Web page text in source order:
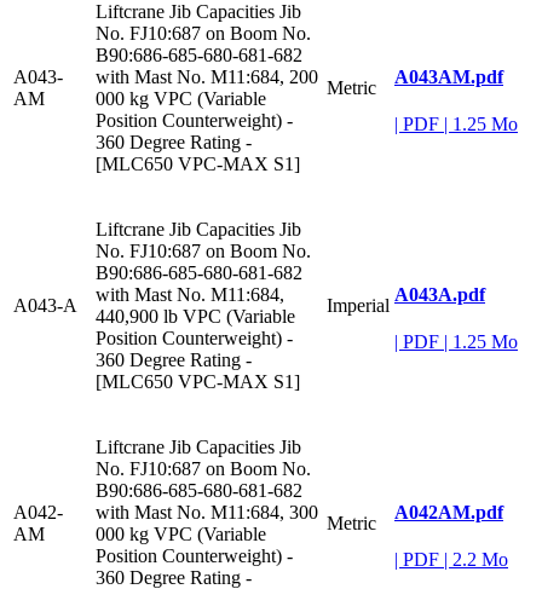
A043-
AM
Liftcrane Jib Capacities Jib
No. FJ10:687 on Boom No.
B90:686-685-680-681-682
with Mast No. M11:684, 200
000 kg VPC (Variable
Position Counterweight) -
360 Degree Rating -
[MLC650 VPC-MAX S1]
Metric
A043AM.pdf
| PDF | 1.25 Mo
A043-A
Liftcrane Jib Capacities Jib
No. FJ10:687 on Boom No.
B90:686-685-680-681-682
with Mast No. M11:684,
440,900 lb VPC (Variable
Position Counterweight) -
360 Degree Rating -
[MLC650 VPC-MAX S1]
Imperial
A043A.pdf
| PDF | 1.25 Mo
A042-
AM
Liftcrane Jib Capacities Jib
No. FJ10:687 on Boom No.
B90:686-685-680-681-682
with Mast No. M11:684, 300
000 kg VPC (Variable
Position Counterweight) -
360 Degree Rating -
Metric
A042AM.pdf
| PDF | 2.2 Mo